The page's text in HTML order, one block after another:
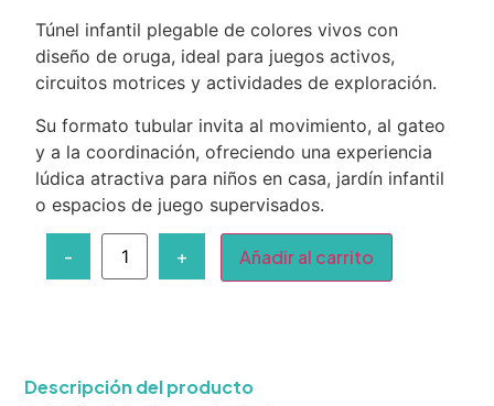
Túnel infantil plegable de colores vivos con
diseño de oruga, ideal para juegos activos,
circuitos motrices y actividades de exploración.
Su formato tubular invita al movimiento, al gateo
y a la coordinación, ofreciendo una experiencia
lúdica atractiva para niños en casa, jardín infantil
o espacios de juego supervisados.
- + Añadir al carrito
Descripción del producto